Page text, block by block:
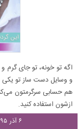
اگه تو خونه، تو جای
و وسایل دست ساز تو یکی
هم حسابی سرگرمتون
ازشون استفاده کنید.
۶ آذر ۱۳۹۵ - ۱۶:۱۳